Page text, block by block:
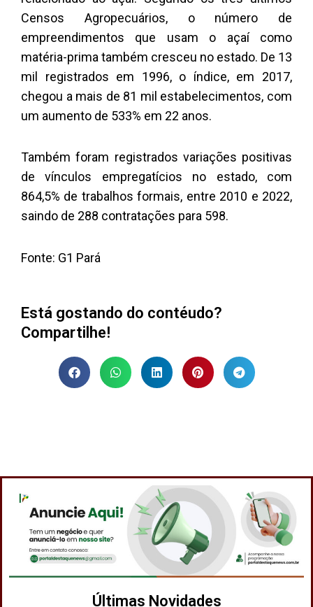
Censos Agropecuários, o número de
empreendimentos que usam o açaí como
matéria-prima também cresceu no estado. De 13
mil registrados em 1996, o índice, em 2017,
chegou a mais de 81 mil estabelecimentos, com
um aumento de 533% em 22 anos.
Também foram registrados variações positivas
de vínculos empregatícios no estado, com
864,5% de trabalhos formais, entre 2010 e 2022,
saindo de 288 contratações para 598.
Fonte: G1 Pará
Está gostando do contéudo?
Compartilhe!
Últimas Novidades